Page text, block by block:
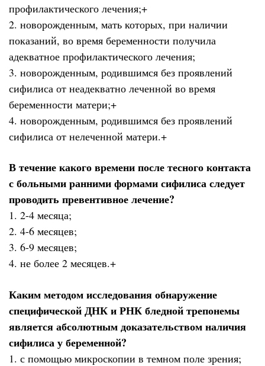
профилактического лечения;+
2. новорожденным, мать которых, при наличии
показаний, во время беременности получила
адекватное профилактического лечения;
3. новорожденным, родившимся без проявлений
сифилиса от неадекватно леченной во время
беременности матери;+
4. новорожденным, родившимся без проявлений
сифилиса от нелеченной матери.+
В течение какого времени после тесного контакта
с больными ранними формами сифилиса следует
проводить превентивное лечение?
1. 2-4 месяца;
2. 4-6 месяцев;
3. 6-9 месяцев;
4. не более 2 месяцев.+
Каким методом исследования обнаружение
специфической ДНК и РНК бледной трепонемы
является абсолютным доказательством наличия
сифилиса у беременной?
1. с помощью микроскопии в темном поле зрения;